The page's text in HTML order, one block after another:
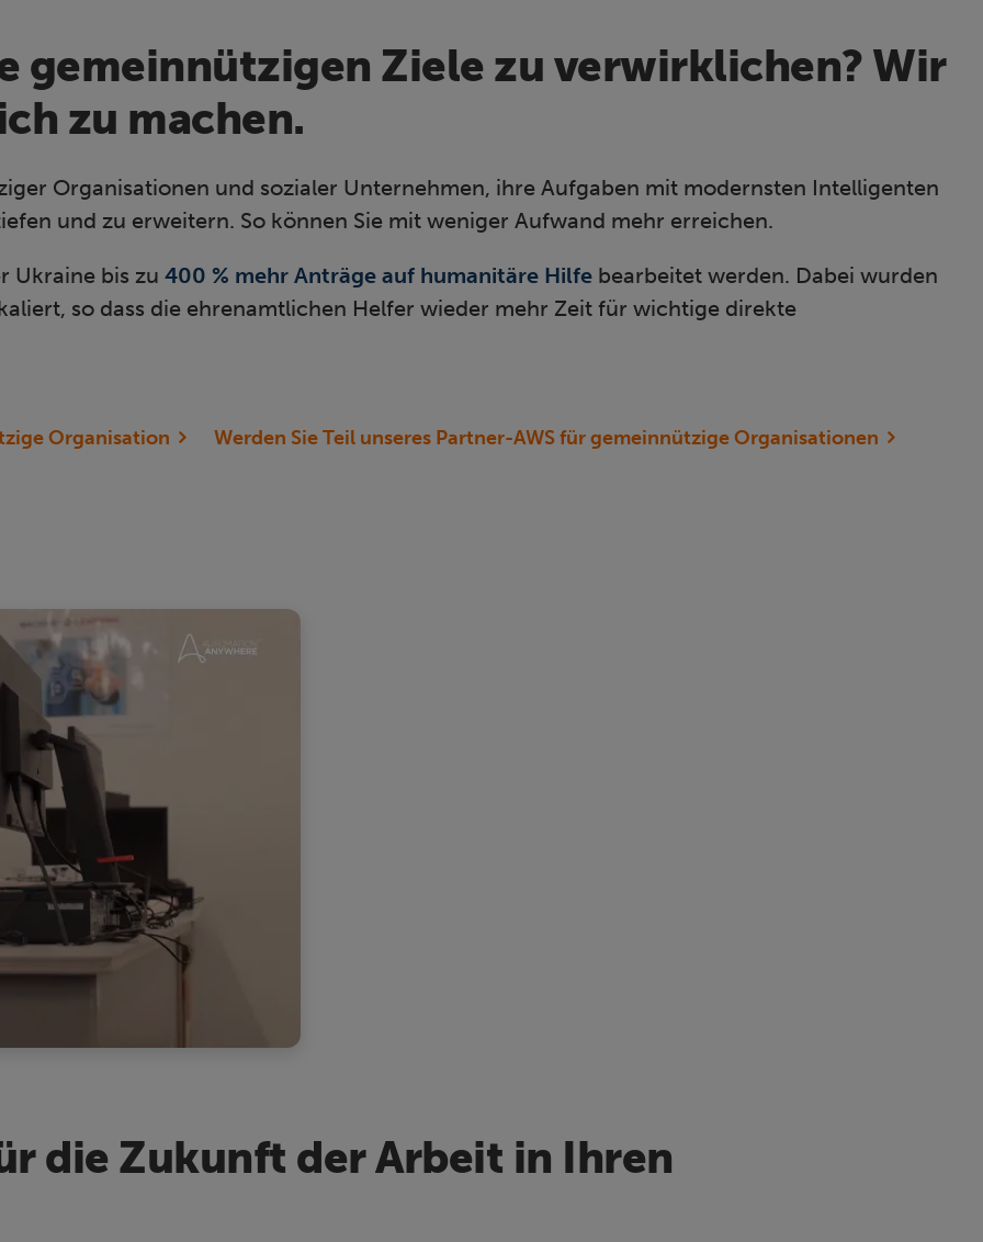
gemeinnützigen Ziele zu verwirklichen? Wir
zu machen.
Organisationen und sozialer Unternehmen, ihre Aufgaben mit modernsten Intelligenten
und zu erweitern. So können Sie mit weniger Aufwand mehr erreichen.
Ukraine bis zu 400 % mehr Anträge auf humanitäre Hilfe bearbeitet werden. Dabei wurden
so dass die ehrenamtlichen Helfer wieder mehr Zeit für wichtige direkte
Organisation Werden Sie Teil unseres Partner-AWS für gemeinnützige Organisationen
die Zukunft der Arbeit in Ihren